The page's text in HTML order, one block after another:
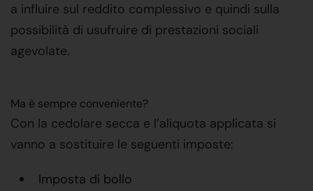
a influire sul reddito complessivo e quindi sulla
possibilità di usufruire di prestazioni sociali
agevolate.
Ma è sempre conveniente?
Con la cedolare secca e l’aliquota applicata si
vanno a sostituire le seguenti imposte:
Imposta di bollo